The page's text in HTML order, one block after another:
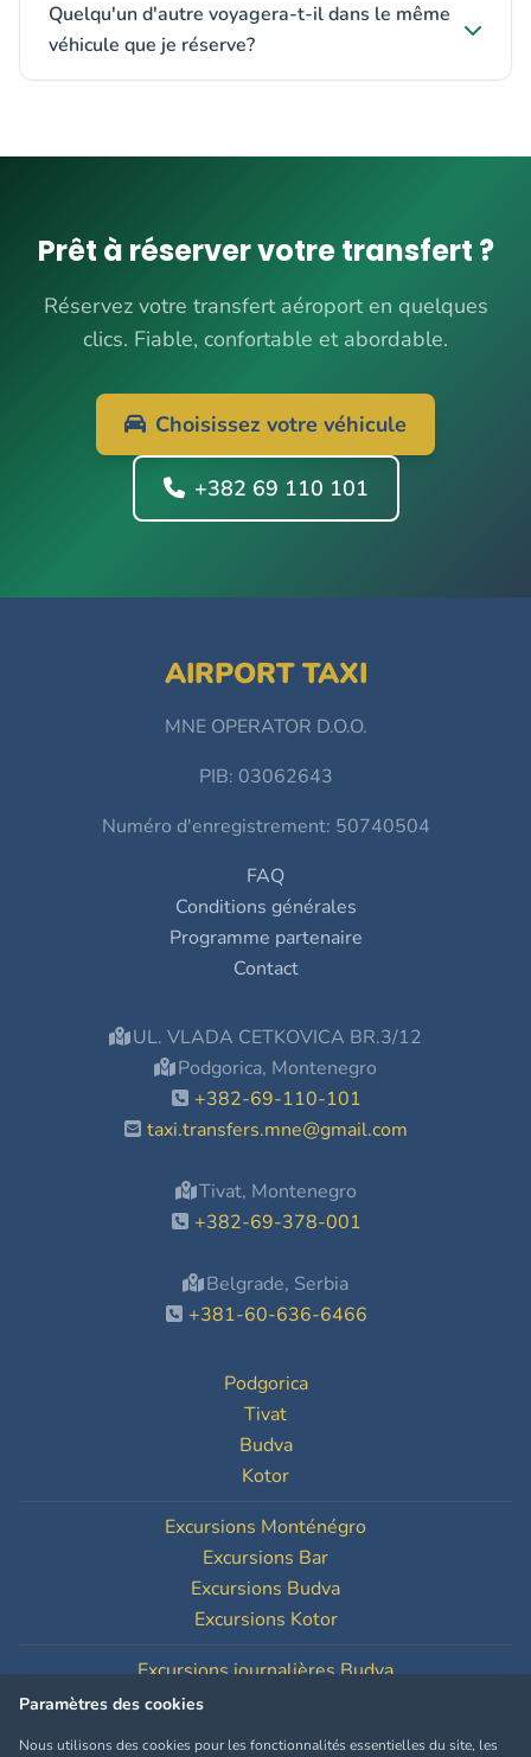
Quelqu'un d'autre voyagera-t-il dans le même
véhicule que je réserve?
Prêt à réserver votre transfert ?
Réservez votre transfert aéroport en quelques
clics. Fiable, confortable et abordable.
Choisissez votre véhicule
+382 69 110 101
AIRPORT TAXI
MNE OPERATOR D.O.O.
PIB: 03062643
Numéro d'enregistrement: 50740504
FAQ
Conditions générales
Programme partenaire
Contact
UL. VLADA CETKOVICA BR.3/12
Podgorica, Montenegro
+382-69-110-101
taxi.transfers.mne@gmail.com
Tivat, Montenegro
+382-69-378-001
Belgrade, Serbia
+381-60-636-6466
Podgorica
Tivat
Budva
Kotor
Excursions Monténégro
Excursions Bar
Excursions Budva
Excursions Kotor
Excursions journalières Budva
Excursions journalières Kotor
Paramètres des cookies
Nous utilisons des cookies pour les fonctionnalités essentielles du site, les